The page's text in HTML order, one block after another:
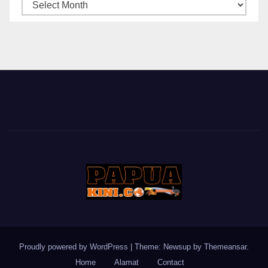
ARSIP
Proudly powered by WordPress Theme: Newsup by Themeansar.
Home
Alamat Contact